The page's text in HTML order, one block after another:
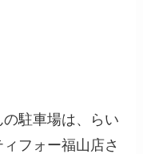
の駐車場は、らい
フォー福山店さ